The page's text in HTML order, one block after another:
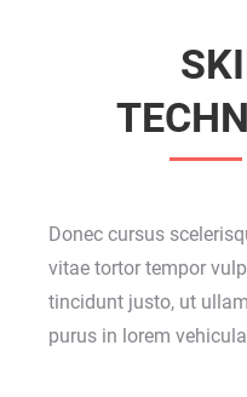
Donec cursus
vitae tortor tempor
tincidunt justo, ut
purus in lorem